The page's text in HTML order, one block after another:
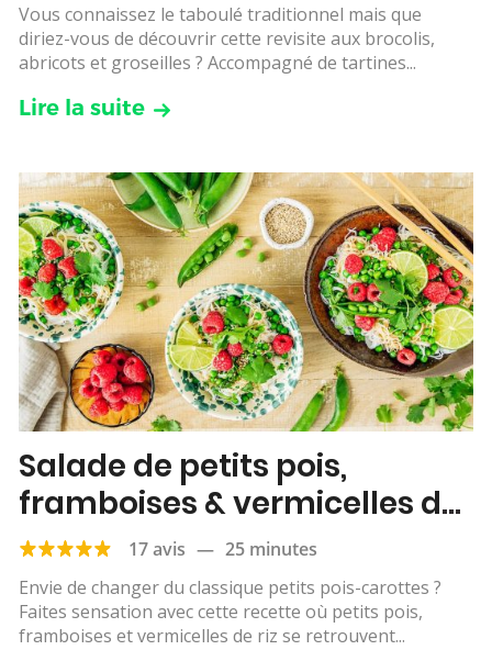
Vous connaissez le taboulé traditionnel mais que
diriez-vous de découvrir cette revisite aux brocolis,
abricots et groseilles ? Accompagné de tartines...
Lire la suite
Salade de petits pois,
framboises & vermicelles de
riz
17 avis — 25 minutes
Envie de changer du classique petits pois-carottes ?
Faites sensation avec cette recette où petits pois,
framboises et vermicelles de riz se retrouvent...